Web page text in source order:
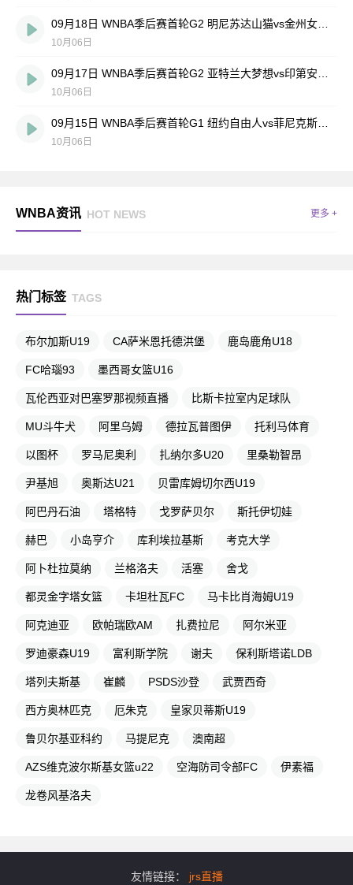
10月06日
10月06日
10月06日
WNBA资讯 HOT NEWS 更多 +
热门标签 TAGS
布尔加斯U19 CA萨米恩托德洪堡 鹿岛鹿角U18
FC哈瑙93 墨西哥女篮U16
瓦伦西亚对巴塞罗那视频直播 比斯卡拉室内足球队
MU斗牛犬 阿里乌姆 德拉瓦普图伊 托利马体育
以图杯 罗马尼奥利 扎纳尔多U20 里桑勒智昂
尹基旭 奥斯达U21 贝雷库姆切尔西U19
阿巴丹石油 塔格特 戈罗萨贝尔 斯托伊切娃
赫巴 小岛亨介 库利埃拉基斯 考克大学
阿卜杜拉莫纳 兰格洛夫 活塞 舍戈
都灵金字塔女篮 卡坦杜瓦FC 马卡比肖海姆U19
阿克迪亚 欧帕瑞欧AM 扎费拉尼 阿尔米亚
罗迪豪森U19 富利斯学院 谢夫 保利斯塔诺LDB
塔列夫斯基 崔麟 PSDS沙登 武贾西奇
西方奥林匹克 厄朱克 皇家贝蒂斯U19
鲁贝尔基亚科约 马提尼克 澳南超
AZS维克波尔斯基女篮u22 空海防司令部FC 伊素福
龙卷风基洛夫
友情链接： jrs直播